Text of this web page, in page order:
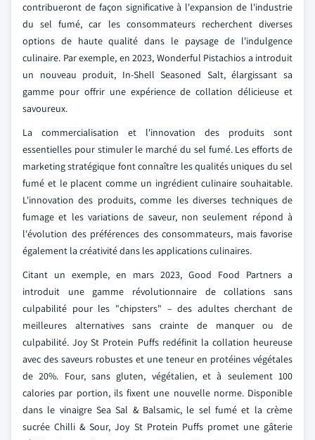
contribueront de façon significative à l'expansion de l'industrie
du sel fumé, car les consommateurs recherchent diverses
options de haute qualité dans le paysage de l'indulgence
culinaire. Par exemple, en 2023, Wonderful Pistachios a introduit
un nouveau produit, In-Shell Seasoned Salt, élargissant sa
gamme pour offrir une expérience de collation délicieuse et
savoureux.
La commercialisation et l'innovation des produits sont
essentielles pour stimuler le marché du sel fumé. Les efforts de
marketing stratégique font connaître les qualités uniques du sel
fumé et le placent comme un ingrédient culinaire souhaitable.
L'innovation des produits, comme les diverses techniques de
fumage et les variations de saveur, non seulement répond à
l'évolution des préférences des consommateurs, mais favorise
également la créativité dans les applications culinaires.
Citant un exemple, en mars 2023, Good Food Partners a
introduit une gamme révolutionnaire de collations sans
culpabilité pour les "chipsters" – des adultes cherchant de
meilleures alternatives sans crainte de manquer ou de
culpabilité. Joy St Protein Puffs redéfinit la collation heureuse
avec des saveurs robustes et une teneur en protéines végétales
de 20%. Four, sans gluten, végétalien, et à seulement 100
calories par portion, ils fixent une nouvelle norme. Disponible
dans le vinaigre Sea Sal & Balsamic, le sel fumé et la crème
sucrée Chilli & Sour, Joy St Protein Puffs promet une gâterie